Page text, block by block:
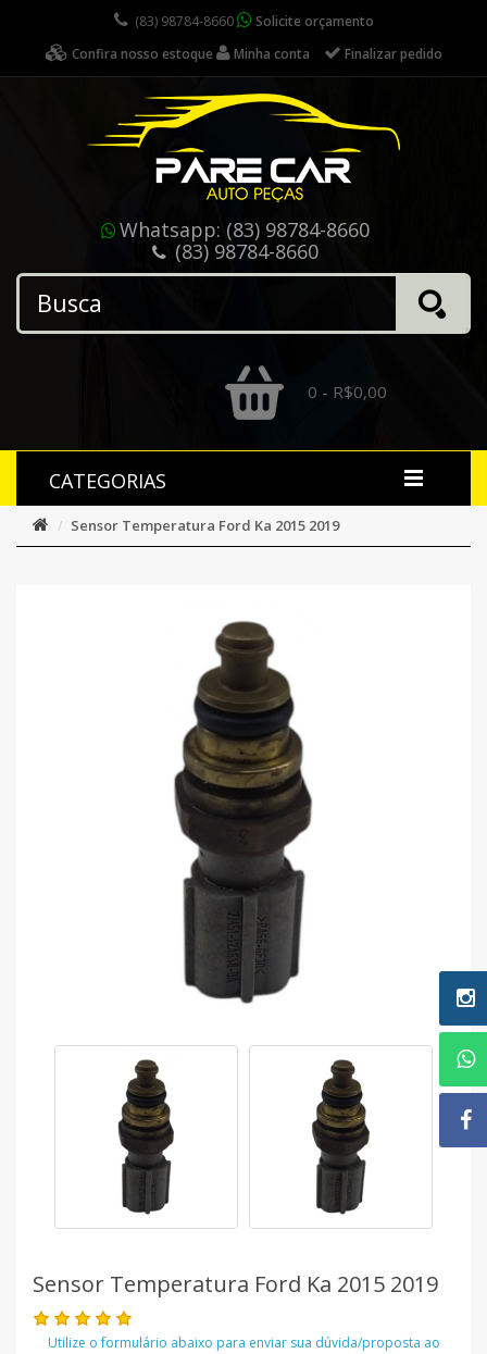
(83) 98784-8660
Solicite orçamento
Confira nosso estoque
Minha conta Finalizar pedido
Whatsapp: (83) 98784-8660
(83) 98784-8660
0 - R$0,00
CATEGORIAS
Sensor Temperatura Ford Ka 2015 2019
Sensor Temperatura Ford Ka 2015 2019
Utilize o formulário abaixo para enviar sua dúvida/proposta ao